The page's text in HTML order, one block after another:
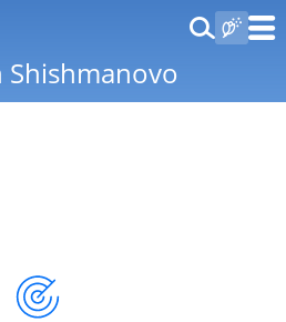
Shishmanovo